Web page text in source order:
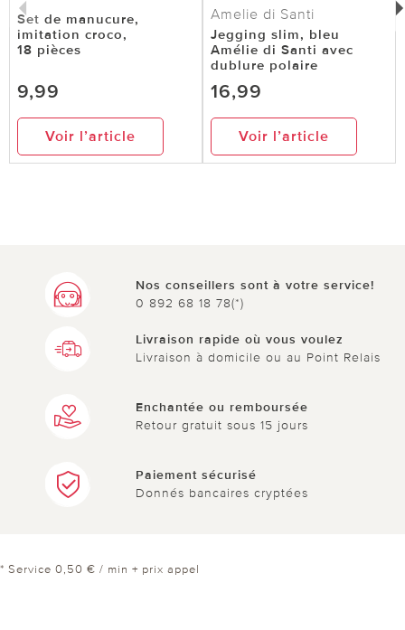
Set de manucure,
imitation croco,
18 pièces
9,99
Voir l’article
Amelie di Santi
Jegging slim, bleu
Amélie di Santi avec
dublure polaire
16,99
Voir l’article
Nos conseillers sont à votre service!
0 892 68 18 78(*)
Livraison rapide où vous voulez
Livraison à domicile ou au Point Relais
Enchantée ou remboursée
Retour gratuit sous 15 jours
Paiement sécurisé
Donnés bancaires cryptées
* Service 0,50 € / min + prix appel